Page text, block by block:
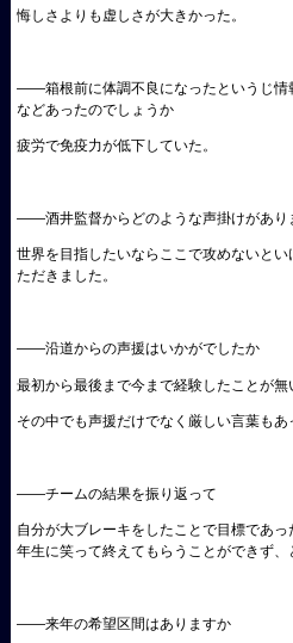
悔しさよりも虚しさが大きかった。
――箱根前に体調不良になったというじ情
などあったのでしょうか
疲労で免疫力が低下していた。
――酒井監督からどのような声掛けがあり
世界を目指したいならここで攻めないと
ただきました。
――沿道からの声援はいかがでしたか
最初から最後まで今まで経験したことが無
その中でも声援だけでなく厳しい言葉もあ
――チームの結果を振り返って
自分が大ブレーキをしたことで目標であ
年生に笑って終えてもらうことができず、
――来年の希望区間はありますか